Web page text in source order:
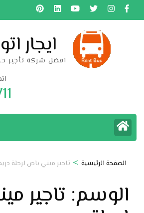
تخطى
إلى
ايجار
افضل شركة تأجير
الصفحة الرئيسية > تاجير ميني باص لرحلة
الوسم: تاجير